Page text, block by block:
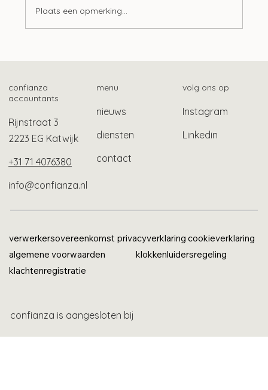
Plaats een opmerking...
confianza
accountants
Rijnstraat 3
2223 EG Katwijk
+31 71 4076380
info@confianza.nl
menu
nieuws
diensten
contact
volg ons op
Instagram
Linkedin
verwerkersovereenkomst privacyverklaring cookieverklaring
algemene voorwaarden
klokkenluidersregeling
klachtenregistratie
confianza is aangesloten bij